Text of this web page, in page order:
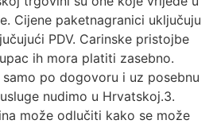
Cijene paketnagranici uključuju
PDV. Carinske pristojbe
ih mora platiti zasebno.
samo po dogovoru i uz posebnu
nudimo u Hrvatskoj.3.
može odlučiti kako se može